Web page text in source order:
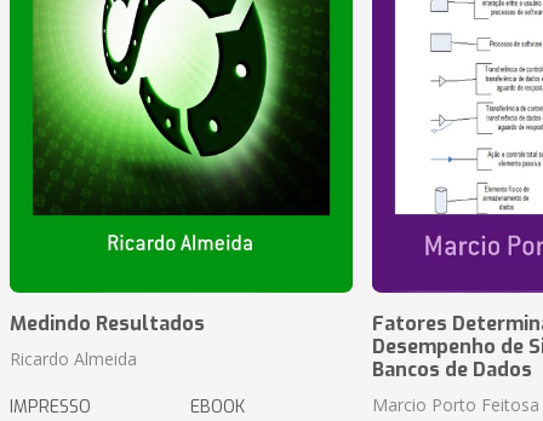
Medindo Resultados
Ricardo Almeida
IMPRESSO EBOOK
Fatores
Desempenho de
Bancos de Dados
Marcio Porto Feitosa